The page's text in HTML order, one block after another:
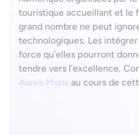
touristique accueillant et le
grand nombre ne peut
technologiques. Les
force qu’elles pourront
tendre vers l’excellence.
Alexis Mons au cours de